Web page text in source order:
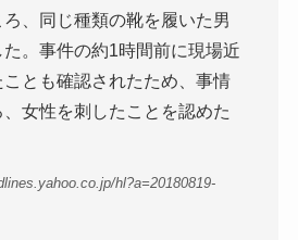
ろ、同じ種類の靴を履いた男
。事件の約1時間前に現場近
ことも確認されたため、事情
女性を刺したことを認めた
hl?a=20180819-